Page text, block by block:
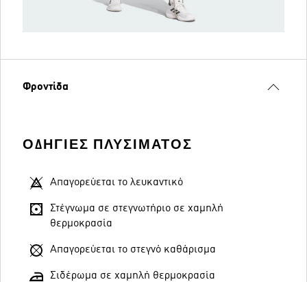
Φροντίδα
ΟΔΗΓΊΕΣ ΠΛΥΣΊΜΑΤΟΣ
Απαγορεύεται το λευκαντικό
Στέγνωμα σε στεγνωτήριο σε χαμηλή
θερμοκρασία
Απαγορεύεται το στεγνό καθάρισμα
Σιδέρωμα σε χαμηλή θερμοκρασία